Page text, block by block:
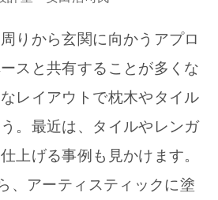
りから玄関に向かうアプロ
スと共有することが多くな
レイアウトで枕木やタイル
。最近は、タイルやレンガ
上げる事例も見かけます。
、アーティスティックに塗